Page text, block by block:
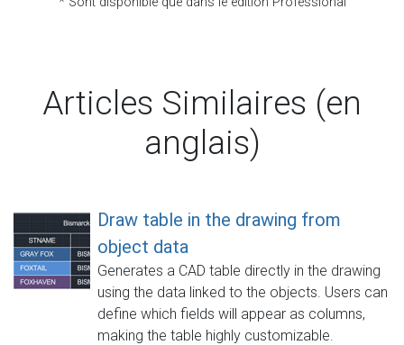
Articles Similaires (en
anglais)
Draw table in the drawing from
object data
Generates a CAD table directly in the drawing
using the data linked to the objects. Users can
define which fields will appear as columns,
making the table highly customizable.